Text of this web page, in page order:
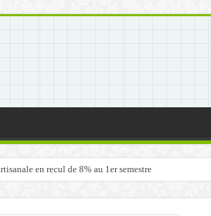
en recul de 8% au 1er semestre